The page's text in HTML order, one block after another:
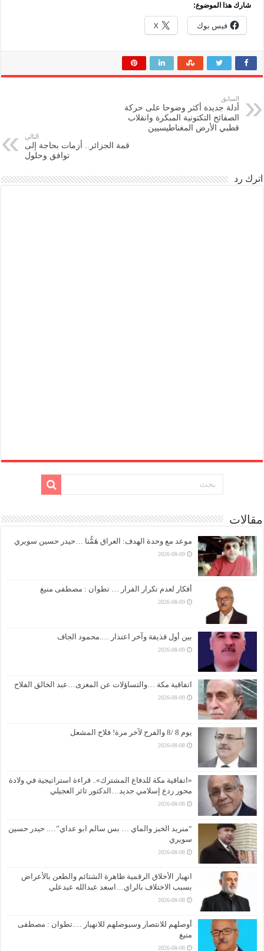
شارك هذا الموضوع:
فيس بوك X
السابق
أدلة جديدة أكثر وضوحا على حركة
الصفائح التكتونية المبكرة وانقلاب
قطبي الأرض المغناطيسيين
التالي
قمة الجزائر.. أزمات بحاجة إلى
توافق وحلول
اترك رد
مقالات
موعد مع وحدة الهدف: العراق هَمُّنا …حيدر حسين سويري
2026-08-09
أفكار لعدم تكرار الفرار … تطوان : مصطفى منيغ
2026-08-09
بين أول قذيفة وآخر اعتذار ….محمود الجاف
2026-08-09
اتفاقية مكة …والتساؤلات عن المغزى…عبد الخالق الفلاح
2026-08-09
يوم 8 /8 والفرح لآخر مرة! فلاح المشعل
2026-08-08
«اتفاقية مكة للدفاع المشترك».. قراءة استراتيجية في ولادة
محور ردع إسلامي جديد…الدكتور ثائر العجيلي
2026-08-08
“منريد الخبز والماي … بس سالم ابو عداي”…. حيدر حسين
سويري
2026-08-08
انهيار الأخلاق الرقمية ظاهرة الشتائم والطعن بالأعراض
بسبب الاختلاف بالراي…اسعد عبدالله عبدعلي
2026-08-08
أوصلهم للانتصار وسيوصلهم للانهيار ….تطوان : مصطفى
منيغ
2026-08-08